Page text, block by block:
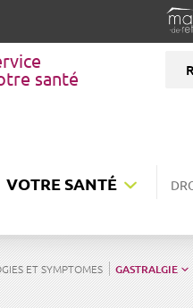
santé
VOTRE SANTÉ
ET SYMPTOMES GASTRALGIE